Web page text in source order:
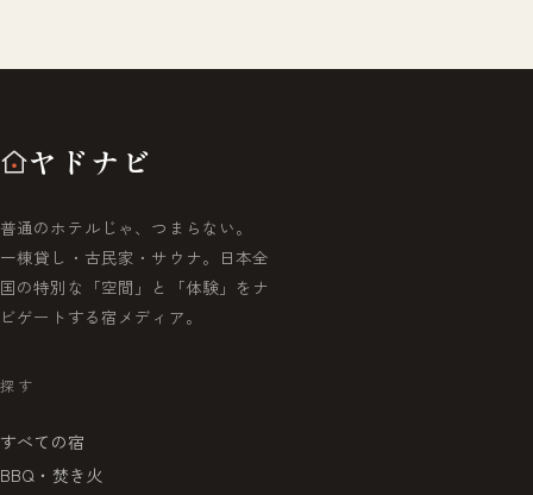
ヤドナビ
普通のホテルじゃ、つまらない。
一棟貸し・古民家・サウナ。日本全
国の特別な「空間」と「体験」をナ
ビゲートする宿メディア。
探す
すべての宿
BBQ・焚き火